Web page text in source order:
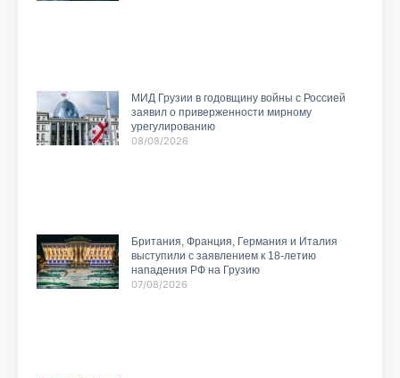
МИД Грузии в годовщину войны с Россией
заявил о приверженности мирному
урегулированию
08/08/2026
Британия, Франция, Германия и Италия
выступили с заявлением к 18-летию
нападения РФ на Грузию
07/08/2026